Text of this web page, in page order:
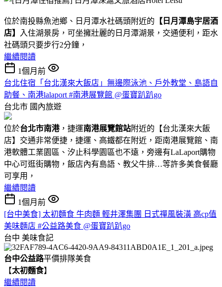
位於南投縣魚池鄉、日月潭水社碼頭附近的 【日月潭島宇居酒
店】
入住湖景房，可坐擁壯麗的日月潭湖景，交通便利，距水
社碼頭只要步行2分鐘，
繼續閱讀
1個月前
台北住宿「台北漢來大飯店」無邊際泳池、戶外教堂、島語自
助餐、南港lalaport #南港展覽館 @蛋寶趴趴go
台北市 國內旅遊
位於台北市南港，捷運南港展覽館站附近的【台北漢來大飯
店】交通非常便捷，捷運、高鐵都在附近，距南港展覽館、南
港軟體工業園區、汐止科學園區也不遠，旁邊有LaLaport購物
中心可逛街購物，飯店內有島語、教父牛排…等許多美食餐廳
可享用，
繼續閱讀
1個月前
[台中美食] 太初麵食 牛肉麵 輕井澤集團 日式禪風裝潢 高cp值
美味麵店 #公益路美食 @蛋寶趴趴go
台中 美味食記
台中公益路平價排隊美食
【太初麵食】
繼續閱讀